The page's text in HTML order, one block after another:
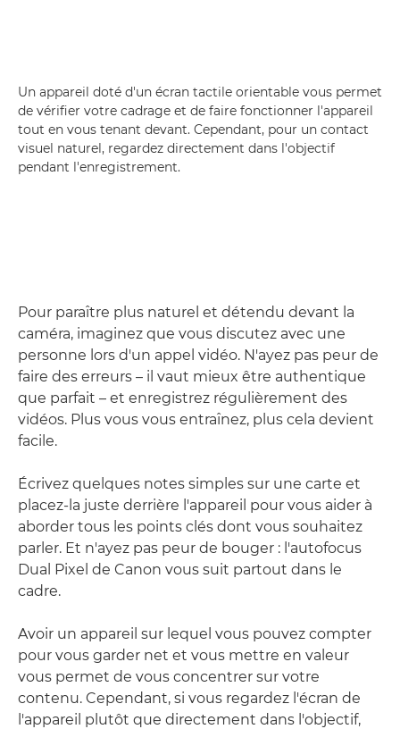
Un appareil doté d'un écran tactile orientable vous permet
de vérifier votre cadrage et de faire fonctionner l'appareil
tout en vous tenant devant. Cependant, pour un contact
visuel naturel, regardez directement dans l'objectif
pendant l'enregistrement.
Pour paraître plus naturel et détendu devant la
caméra, imaginez que vous discutez avec une
personne lors d'un appel vidéo. N'ayez pas peur de
faire des erreurs – il vaut mieux être authentique
que parfait – et enregistrez régulièrement des
vidéos. Plus vous vous entraînez, plus cela devient
facile.
Écrivez quelques notes simples sur une carte et
placez-la juste derrière l'appareil pour vous aider à
aborder tous les points clés dont vous souhaitez
parler. Et n'ayez pas peur de bouger : l'autofocus
Dual Pixel de Canon vous suit partout dans le
cadre.
Avoir un appareil sur lequel vous pouvez compter
pour vous garder net et vous mettre en valeur
vous permet de vous concentrer sur votre
contenu. Cependant, si vous regardez l'écran de
l'appareil plutôt que directement dans l'objectif,